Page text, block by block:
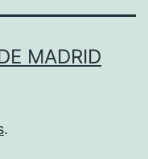
MADRID
.